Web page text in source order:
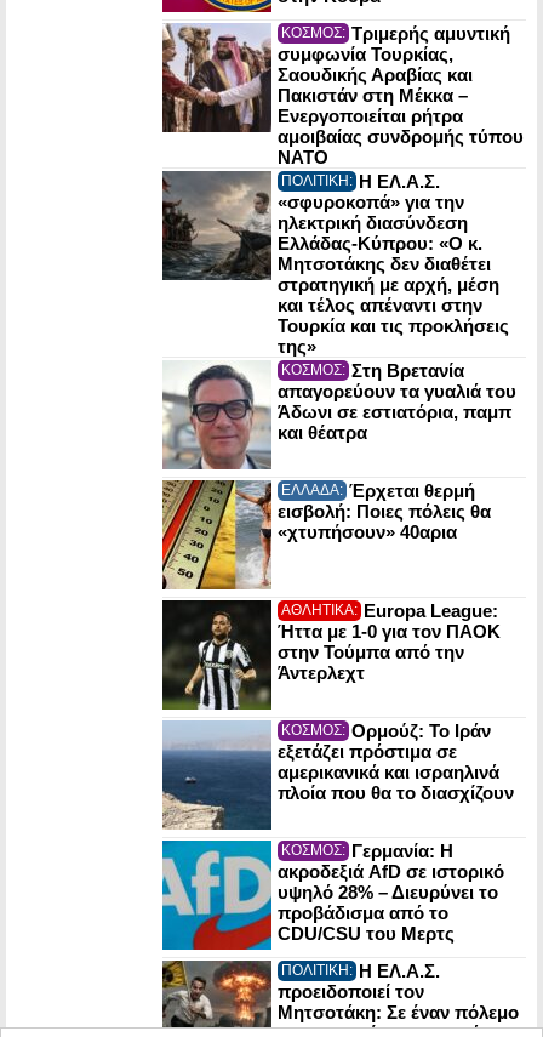
ΚΟΣΜΟΣ: Τριμερής αμυντική
συμφωνία Τουρκίας,
Σαουδικής Αραβίας και
Πακιστάν στη Μέκκα –
Ενεργοποιείται ρήτρα
αμοιβαίας συνδρομής τύπου
NATO
ΠΟΛΙΤΙΚΗ: Η ΕΛ.Α.Σ.
«σφυροκοπά» για την
ηλεκτρική διασύνδεση
Ελλάδας-Κύπρου: «Ο κ.
Μητσοτάκης δεν διαθέτει
στρατηγική με αρχή, μέση
και τέλος απέναντι στην
Τουρκία και τις προκλήσεις
της»
ΚΟΣΜΟΣ: Στη Βρετανία
απαγορεύουν τα γυαλιά του
Άδωνι σε εστιατόρια, παμπ
και θέατρα
ΕΛΛΑΔΑ: Έρχεται θερμή
εισβολή: Ποιες πόλεις θα
«χτυπήσουν» 40αρια
ΑΘΛΗΤΙΚΑ: Europa League:
Ήττα με 1-0 για τον ΠΑΟΚ
στην Τούμπα από την
Άντερλεχτ
ΚΟΣΜΟΣ: Ορμούζ: Το Ιράν
εξετάζει πρόστιμα σε
αμερικανικά και ισραηλινά
πλοία που θα το διασχίζουν
ΚΟΣΜΟΣ: Γερμανία: Η
ακροδεξιά AfD σε ιστορικό
υψηλό 28% – Διευρύνει το
προβάδισμα από το
CDU/CSU του Μερτς
ΠΟΛΙΤΙΚΗ: Η ΕΛ.Α.Σ.
προειδοποιεί τον
Μητσοτάκη: Σε έναν πόλεμο
οι πυρηνικές εγκαταστάσεις